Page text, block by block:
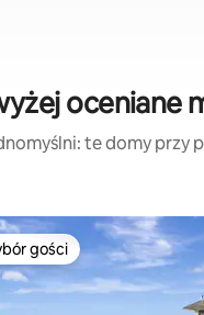
oceniane
te domy przy
gości
gości